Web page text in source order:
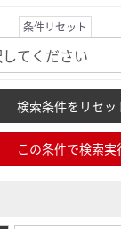
条件リセット
検索条件をリセッ
この条件で検索実